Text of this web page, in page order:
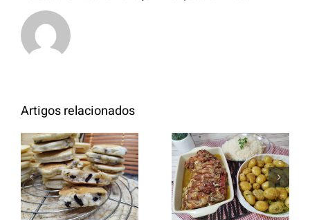
Artigos relacionados
Panquecas
com Oreo
Entrecosto
italiano c/
batata a
murro e